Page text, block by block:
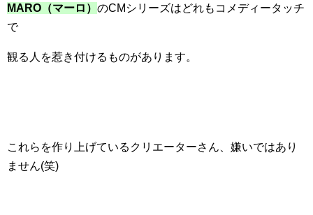
MARO（マーロ） のCMシリーズはどれもコメディータッチ
で
観る人を惹き付けるものがあります。
これらを作り上げているクリエーターさん、嫌いではあり
ません(笑)